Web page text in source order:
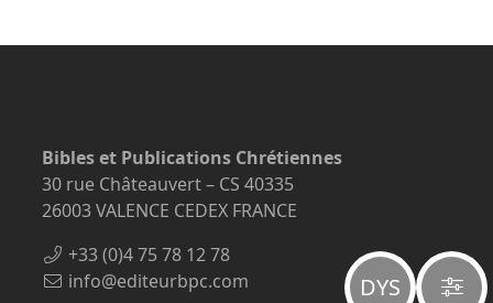
DYS
Bibles et Publications Chrétiennes
30 rue Châteauvert – CS 40335
26003 VALENCE CEDEX FRANCE
+33 (0)4 75 78 12 78
info@editeurbpc.com